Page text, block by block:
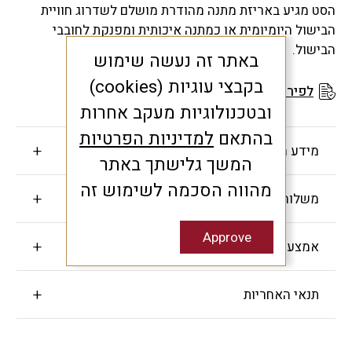
הסט מגיע באריזת מתנה מהודרת מושלם לשדרוג חוויית
הבישול היומיומית או כמתנה איכותית ומפנקת לחובבי
הבישול.
לפירוט תנאי האחריות
מידע חשוב
משלוחים והחזרות
אמצעי תשלום
תנאי האחריות
באתר זה נעשה שימוש
בקבצי עוגיות (cookies)
ובטכנולוגיות מעקב אחרות
בהתאם למדיניות הפרטיות
המשך גלישתך באתר
מהווה הסכמה לשימוש זה
Approve